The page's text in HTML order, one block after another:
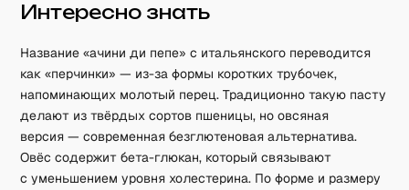
Интересно знать
Название «ачини ди пепе» с итальянского переводится
как «перчинки» — из-за формы коротких трубочек,
напоминающих молотый перец. Традиционно такую пасту
делают из твёрдых сортов пшеницы, но овсяная
версия — современная безглютеновая альтернатива.
Овёс содержит бета-глюкан, который связывают
с уменьшением уровня холестерина. По форме и размеру